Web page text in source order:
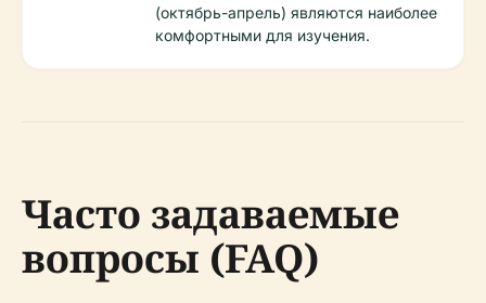
(октябрь-апрель) являются наиболее
комфортными для изучения.
Часто задаваемые
вопросы (FAQ)